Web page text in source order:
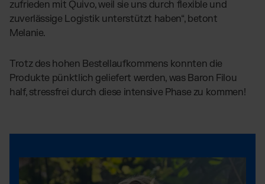
zufrieden mit Quivo, weil sie uns durch flexible und
zuverlässige Logistik unterstützt haben“, betont
Melanie.
Trotz des hohen Bestellaufkommens konnten die
Produkte pünktlich geliefert werden, was Baron Filou
half, stressfrei durch diese intensive Phase zu kommen!